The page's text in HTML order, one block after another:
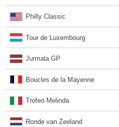
Philly Classic
Tour de Luxembourg
Jurmala GP
Boucles de la Mayenne
Trofeo Melinda
Ronde van Zeeland